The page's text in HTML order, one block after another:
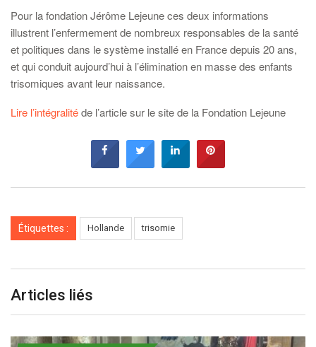
Pour la fondation Jérôme Lejeune ces deux informations
illustrent l’enfermement de nombreux responsables de la santé
et politiques dans le système installé en France depuis 20 ans,
et qui conduit aujourd’hui à l’élimination en masse des enfants
trisomiques avant leur naissance.
Lire l’intégralitéde l’article sur le site de la Fondation Lejeune
Étiquettes : Hollande trisomie
Articles liés